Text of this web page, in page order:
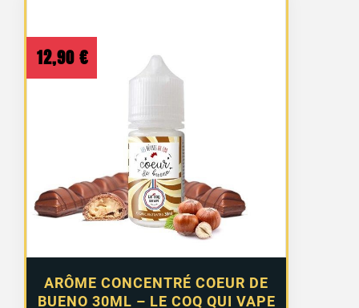
ARÔME CONCENTRÉ COEUR DE
BUENO 30ML – LE COQ QUI VAPE
12,90 €